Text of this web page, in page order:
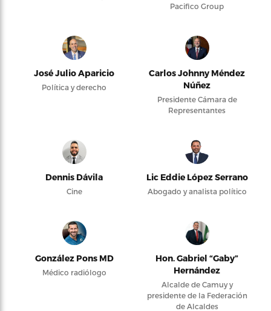
Pacifico Group
José Julio Aparicio
Política y derecho
Carlos Johnny Méndez
Núñez
Presidente Cámara de
Representantes
Dennis Dávila
Cine
Lic Eddie López Serrano
Abogado y analista político
González Pons MD
Médico radiólogo
Hon. Gabriel “Gaby”
Hernández
Alcalde de Camuy y
presidente de la Federación
de Alcaldes